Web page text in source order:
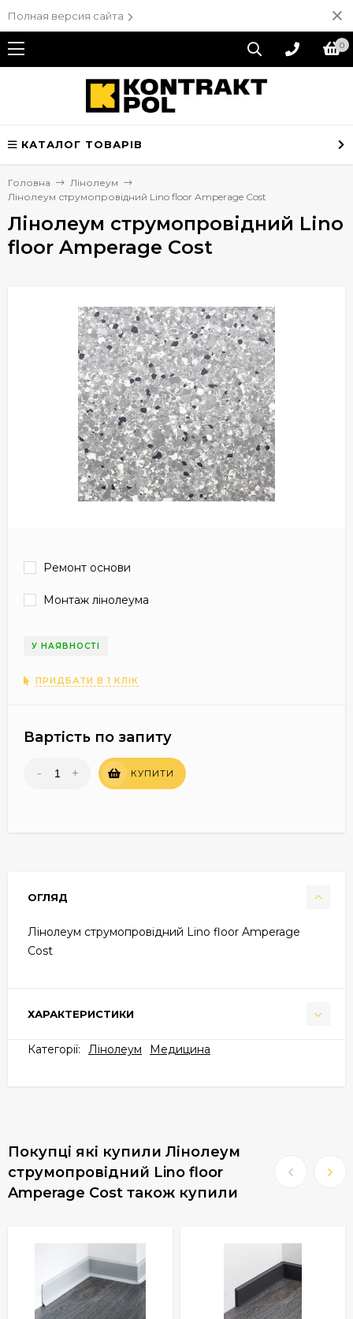
Полная версия сайта
0
КАТАЛОГ ТОВАРІВ
Головна
Лінолеум
Лінолеум струмопровідний Lino floor Amperage Cost
Лінолеум струмопровідний Lino
floor Amperage Cost
Ремонт основи
Монтаж лінолеума
У НАЯВНОСТІ
ПРИДБАТИ В 1 КЛІК
Вартість по запиту
- + КУПИТИ
ОГЛЯД
Лінолеум струмопровідний Lino floor Amperage
Cost
ХАРАКТЕРИСТИКИ
Категорії: Лінолеум Медицина
Покупці які купили Лінолеум
струмопровідний Lino floor
Amperage Cost також купили